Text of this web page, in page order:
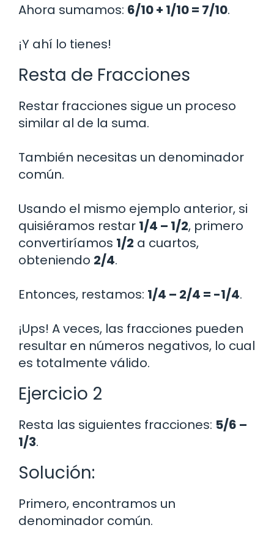
Ahora sumamos: 6/10 + 1/10 = 7/10.
¡Y ahí lo tienes!
Resta de Fracciones
Restar fracciones sigue un proceso
similar al de la suma.
También necesitas un denominador
común.
Usando el mismo ejemplo anterior, si
quisiéramos restar 1/4 – 1/2, primero
convertiríamos 1/2 a cuartos,
obteniendo 2/4.
Entonces, restamos: 1/4 – 2/4 = -1/4.
¡Ups! A veces, las fracciones pueden
resultar en números negativos, lo cual
es totalmente válido.
Ejercicio 2
Resta las siguientes fracciones: 5/6 –
1/3.
Solución:
Primero, encontramos un
denominador común.